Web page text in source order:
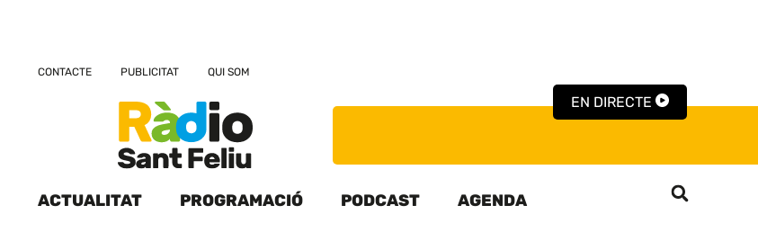
CONTACTE PUBLICITAT QUI SOM
EN DIRECTE
ACTUALITAT PROGRAMACIÓ PODCAST AGENDA